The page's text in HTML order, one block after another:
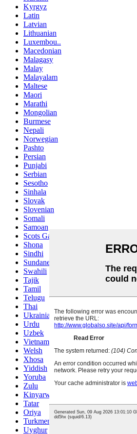
Kyrgyz
Latin
Latvian
Lithuanian
Luxembou..
Macedonian
Malagasy
Malay
Malayalam
Maltese
Maori
Marathi
Mongolian
Burmese
Nepali
Norwegian
Pashto
Persian
Punjabi
Serbian
Sesotho
Sinhala
Slovak
Slovenian
Somali
Samoan
Scots Gaelic
Shona
Sindhi
Sundanese
Swahili
Tajik
Tamil
Telugu
Thai
Ukrainian
Urdu
Uzbek
Vietnamese
Welsh
Xhosa
Yiddish
Yoruba
Zulu
Kinyarwanda
Tatar
Oriya
Turkmen
Uyghur